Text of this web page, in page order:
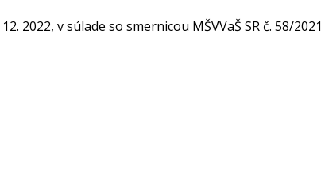
2022, v súlade so smernicou MŠVVaŠ SR č. 58/